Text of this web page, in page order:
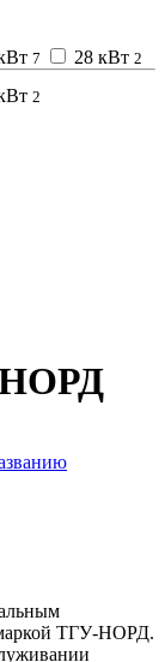
7 28 кВт 2
2
НОРД
ТГУ-НОРД.